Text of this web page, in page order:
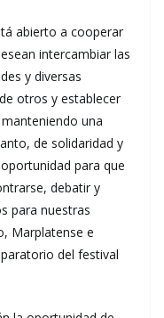
abierto a cooperar
intercambiar las
y diversas
otros y establecer
una
de solidaridad y
para que
debatir y
para nuestras
Marplatense e
del festival